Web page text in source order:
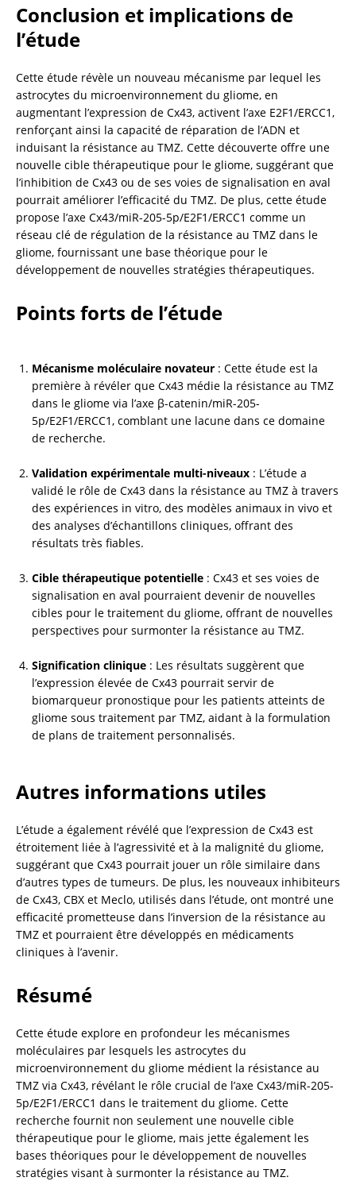
Conclusion et implications de
l’étude
Cette étude révèle un nouveau mécanisme par lequel les
astrocytes du microenvironnement du gliome, en
augmentant l’expression de Cx43, activent l’axe E2F1/ERCC1,
renforçant ainsi la capacité de réparation de l’ADN et
induisant la résistance au TMZ. Cette découverte offre une
nouvelle cible thérapeutique pour le gliome, suggérant que
l’inhibition de Cx43 ou de ses voies de signalisation en aval
pourrait améliorer l’efficacité du TMZ. De plus, cette étude
propose l’axe Cx43/miR-205-5p/E2F1/ERCC1 comme un
réseau clé de régulation de la résistance au TMZ dans le
gliome, fournissant une base théorique pour le
développement de nouvelles stratégies thérapeutiques.
Points forts de l’étude
Mécanisme moléculaire novateur : Cette étude est la
première à révéler que Cx43 médie la résistance au TMZ
dans le gliome via l’axe β-catenin/miR-205-
5p/E2F1/ERCC1, comblant une lacune dans ce domaine
de recherche.
Validation expérimentale multi-niveaux : L’étude a
validé le rôle de Cx43 dans la résistance au TMZ à travers
des expériences in vitro, des modèles animaux in vivo et
des analyses d’échantillons cliniques, offrant des
résultats très fiables.
Cible thérapeutique potentielle : Cx43 et ses voies de
signalisation en aval pourraient devenir de nouvelles
cibles pour le traitement du gliome, offrant de nouvelles
perspectives pour surmonter la résistance au TMZ.
Signification clinique : Les résultats suggèrent que
l’expression élevée de Cx43 pourrait servir de
biomarqueur pronostique pour les patients atteints de
gliome sous traitement par TMZ, aidant à la formulation
de plans de traitement personnalisés.
Autres informations utiles
L’étude a également révélé que l’expression de Cx43 est
étroitement liée à l’agressivité et à la malignité du gliome,
suggérant que Cx43 pourrait jouer un rôle similaire dans
d’autres types de tumeurs. De plus, les nouveaux inhibiteurs
de Cx43, CBX et Meclo, utilisés dans l’étude, ont montré une
efficacité prometteuse dans l’inversion de la résistance au
TMZ et pourraient être développés en médicaments
cliniques à l’avenir.
Résumé
Cette étude explore en profondeur les mécanismes
moléculaires par lesquels les astrocytes du
microenvironnement du gliome médient la résistance au
TMZ via Cx43, révélant le rôle crucial de l’axe Cx43/miR-205-
5p/E2F1/ERCC1 dans le traitement du gliome. Cette
recherche fournit non seulement une nouvelle cible
thérapeutique pour le gliome, mais jette également les
bases théoriques pour le développement de nouvelles
stratégies visant à surmonter la résistance au TMZ.